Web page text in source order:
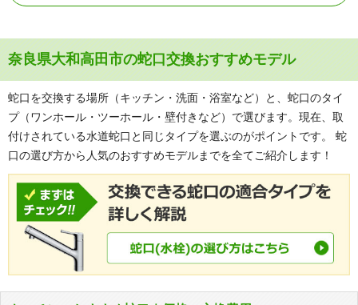
奈良県大和高田市の蛇口交換おすすめモデル
蛇口を交換する場所（キッチン・洗面・浴室など）と、蛇口のタイ
プ（ワンホール・ツーホール・壁付きなど）で選びます。現在、取
付けされている水道蛇口と同じタイプを選ぶのがポイントです。 蛇
口の選び方から人気のおすすめモデルまでを全てご紹介します！